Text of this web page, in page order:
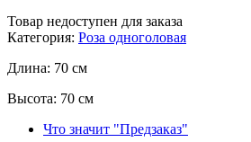
Товар недоступен для заказа
Категория: Роза одноголовая
Длина: 70 см
Высота: 70 см
Что значит "Предзаказ"